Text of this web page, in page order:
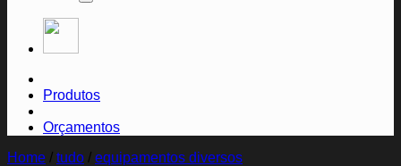
Produtos
Orçamentos
Home / tudo / equipamentos diversos